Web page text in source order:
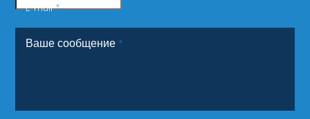
E-mail*
Ваше сообщение *